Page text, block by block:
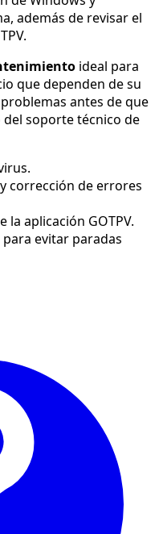
además de revisar el
ideal para
que dependen de su
antes de que
soporte técnico de
corrección de errores
la aplicación GOTPV.
evitar paradas